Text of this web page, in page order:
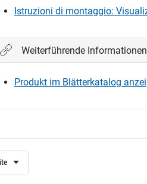
Istruzioni di montaggio:
Weiterführende Informationen
Produkt im Blätterkatalog